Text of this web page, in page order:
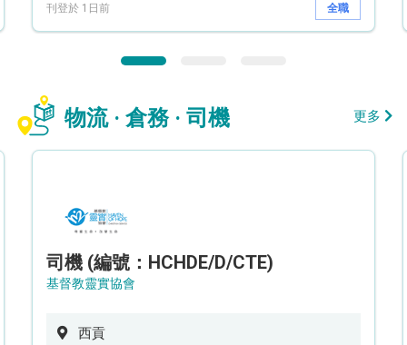
刊登於 1日前 全職
物流 · 倉務 · 司機 更多
司機 (編號：HCHDE/D/CTE)
基督教靈實協會
西貢